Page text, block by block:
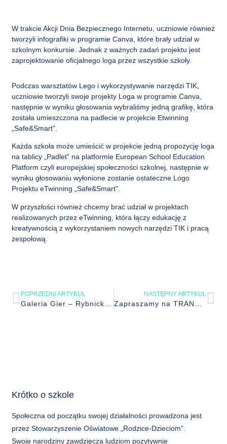
W trakcie Akcji Dnia Bezpiecznego Internetu, uczniowie również
tworzyli infografiki w programie Canva, które brały udział w
szkolnym konkursie. Jednak z ważnych zadań projektu jest
zaprojektowanie oficjalnego loga przez wszystkie szkoły.
Podczas warsztatów Lego i wykorzystywanie narzędzi TIK,
uczniowie tworzyli swoje projekty Loga w programie Canva,
następnie w wyniku głosowania wybraliśmy jedną grafikę, która
została umieszczona na padlecie w projekcie Etwinning
„Safe&Smart”.
Każda szkoła może umieścić w projekcie jedną propozycję loga
na tablicy „Padlet” na platformie European School Education
Platform czyli europejskiej społeczności szkolnej, następnie w
wyniku głosowaniu wyłonione zostanie ostateczne Logo
Projektu eTwinning „Safe&Smart”.
W przyszłości również chcemy brać udział w projektach
realizowanych przez eTwinning, która łączy edukację z
kreatywnością z wykorzystaniem nowych narzędzi TIK i pracą
zespołową.
POPRZEDNI ARTYKUŁ NASTĘPNY ARTYKUŁ
Krótko o szkole
Społeczna od początku swojej działalności prowadzona jest
przez Stowarzyszenie Oświatowe „Rodzice-Dzieciom”.
Swoje narodziny zawdzięcza ludziom pozytywnie